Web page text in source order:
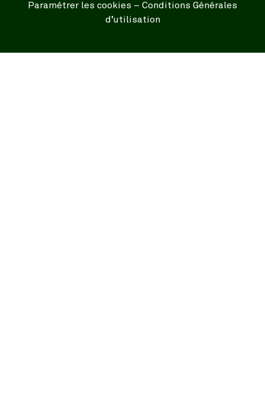
Paramétrer les cookies – Conditions Générales
d’utilisation